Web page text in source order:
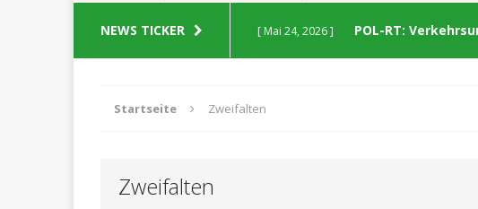
NEWS TICKER [ Mai 24, 2026 ] POL-RT:
POLIZEIBERICHTE
Startseite Zweifalten
Zweifalten